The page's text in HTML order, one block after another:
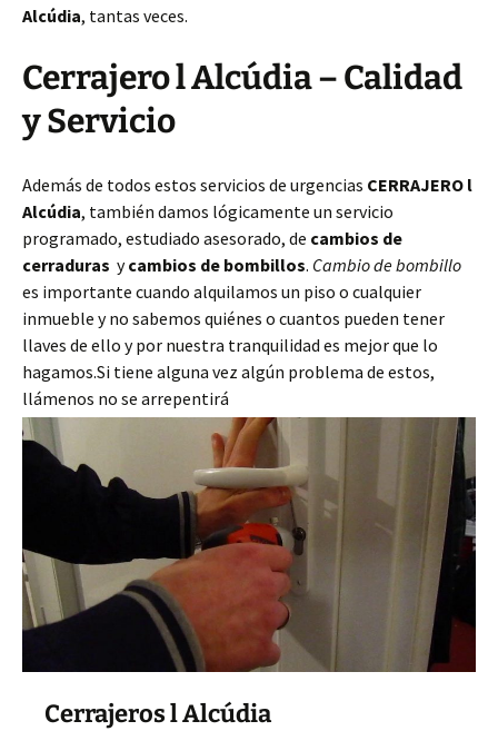
Alcúdia, tantas veces.
Cerrajero l Alcúdia – Calidad
y Servicio
Además de todos estos servicios de urgencias CERRAJERO l
Alcúdia, también damos lógicamente un servicio
programado, estudiado asesorado, de cambios de
cerraduras ycambios de bombillos. Cambio de bombillo
es importante cuando alquilamos un piso o cualquier
inmueble y no sabemos quiénes o cuantos pueden tener
llaves de ello y por nuestra tranquilidad es mejor que lo
hagamos.Si tiene alguna vez algún problema de estos,
llámenos no se arrepentirá
Cerrajeros l Alcúdia